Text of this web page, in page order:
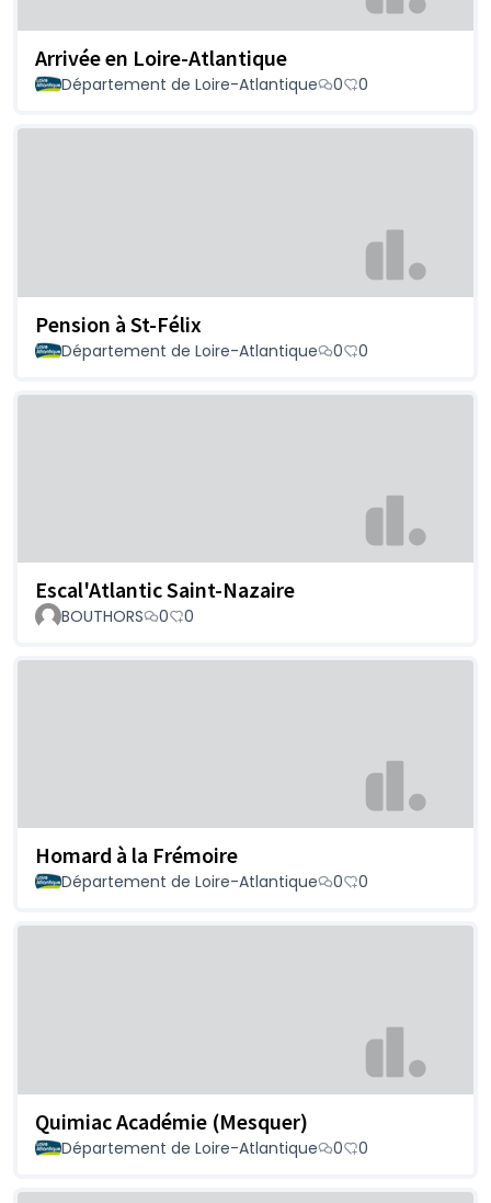
Arrivée en Loire-Atlantique
Département de Loire-Atlantique 0 0
Pension à St-Félix
Département de Loire-Atlantique 0 0
Escal'Atlantic Saint-Nazaire
BOUTHORS 0 0
Homard à la Frémoire
Département de Loire-Atlantique 0 0
Quimiac Académie (Mesquer)
Département de Loire-Atlantique 0 0